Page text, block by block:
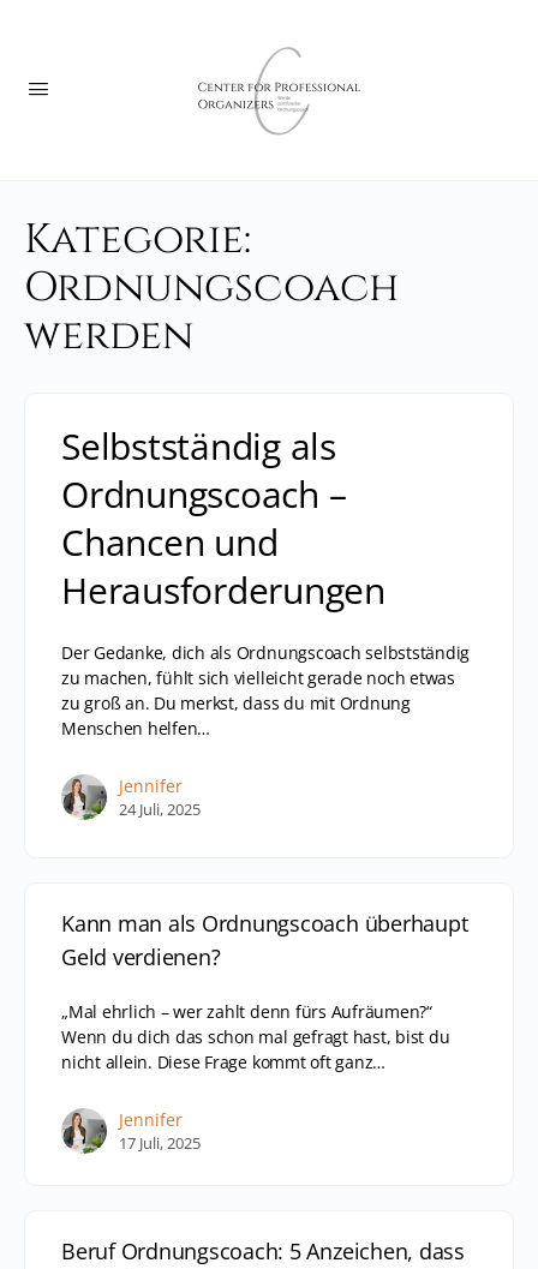
Kategorie:
Ordnungscoach
werden
Selbstständig als
Ordnungscoach –
Chancen und
Herausforderungen
Der Gedanke, dich als Ordnungscoach selbstständig
zu machen, fühlt sich vielleicht gerade noch etwas
zu groß an. Du merkst, dass du mit Ordnung
Menschen helfen…
Jennifer
24 Juli, 2025
Kann man als Ordnungscoach überhaupt
Geld verdienen?
„Mal ehrlich – wer zahlt denn fürs Aufräumen?“
Wenn du dich das schon mal gefragt hast, bist du
nicht allein. Diese Frage kommt oft ganz…
Jennifer
17 Juli, 2025
Beruf Ordnungscoach: 5 Anzeichen, dass